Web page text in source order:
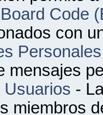
Code
con
Personales
mensajes
Usuarios -
miembros